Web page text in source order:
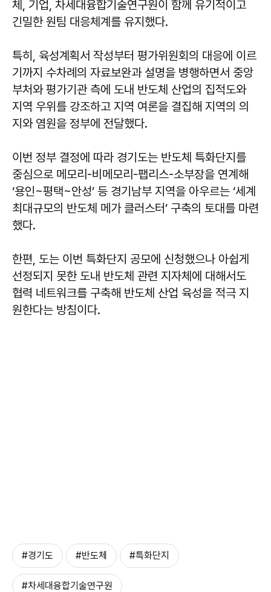
체, 기업, 차세대융합기술연구원이 함께 유기적이고
긴밀한 원팀 대응체계를 유지했다.
특히, 육성계획서 작성부터 평가위원회의 대응에 이르
기까지 수차례의 자료보완과 설명을 병행하면서 중앙
부처와 평가기관 측에 도내 반도체 산업의 집적도와
지역 우위를 강조하고 지역 여론을 결집해 지역의 의
지와 염원을 정부에 전달했다.
이번 정부 결정에 따라 경기도는 반도체 특화단지를
중심으로 메모리-비메모리-팹리스-소부장을 연계해
‘용인~평택~안성’ 등 경기남부 지역을 아우르는 ‘세계
최대규모의 반도체 메가 클러스터’ 구축의 토대를 마련
했다.
한편, 도는 이번 특화단지 공모에 신청했으나 아쉽게
선정되지 못한 도내 반도체 관련 지자체에 대해서도
협력 네트워크를 구축해 반도체 산업 육성을 적극 지
원한다는 방침이다.
#경기도 #반도체 #특화단지
#차세대융합기술연구원